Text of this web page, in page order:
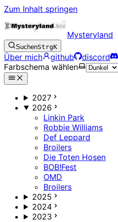
Zum Inhalt springen
Mysteryland
SuchenStrgK
Über mich github discord
Farbschema wählen
2027
2026
Linkin Park
Robbie Williams
Def Leppard
Broilers
Die Toten Hosen
BOB!Fest
OMD
Broilers
2025
2024
2023